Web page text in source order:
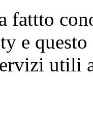
fattto
e
utili